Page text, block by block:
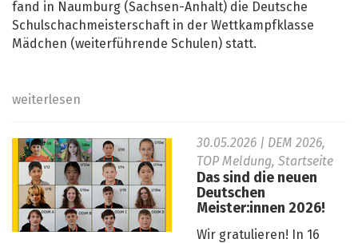
fand in Naumburg (Sachsen-Anhalt) die Deutsche
Schulschachmeisterschaft in der Wettkampfklasse
Mädchen (weiterführende Schulen) statt.
weiterlesen
30.05.2026 | DEM 2026,
TOP Meldung, Startseite
Das sind die neuen
Deutschen
Meister:innen 2026!
Wir gratulieren! In 16